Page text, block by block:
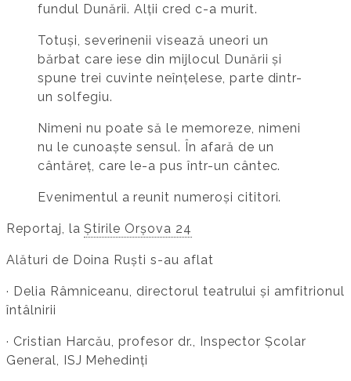
fundul Dunării. Alții cred c-a murit.
Totuși, severinenii visează uneori un
bărbat care iese din mijlocul Dunării și
spune trei cuvinte neînțelese, parte dintr-
un solfegiu.
Nimeni nu poate să le memoreze, nimeni
nu le cunoaște sensul. În afară de un
cântăreț, care le-a pus într-un cântec.
Evenimentul a reunit numeroși cititori.
Reportaj, laȘtirile Orșova 24
Alături de Doina Ruști s-au aflat
· Delia Râmniceanu, directorul teatrului și amfitrionul
întâlnirii
· Cristian Harcău, profesor dr., Inspector Școlar
General, ISJ Mehedinți